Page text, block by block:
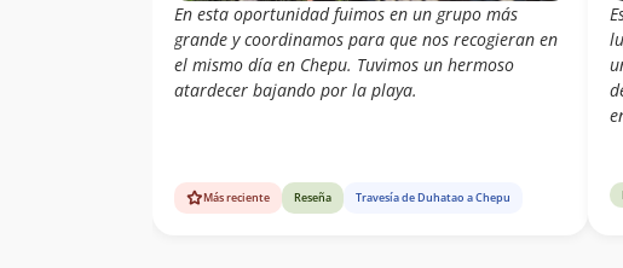
En esta oportunidad fuimos en un grupo más
grande y coordinamos para que nos recogieran en
el mismo día en Chepu. Tuvimos un hermoso
atardecer bajando por la playa.
Más reciente Reseña Travesía de Duhatao a Chepu